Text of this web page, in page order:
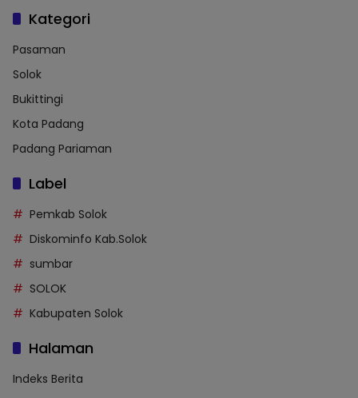
Kategori
Pasaman
Solok
Bukittingi
Kota Padang
Padang Pariaman
Label
Pemkab Solok
Diskominfo Kab.Solok
sumbar
SOLOK
Kabupaten Solok
Halaman
Indeks Berita